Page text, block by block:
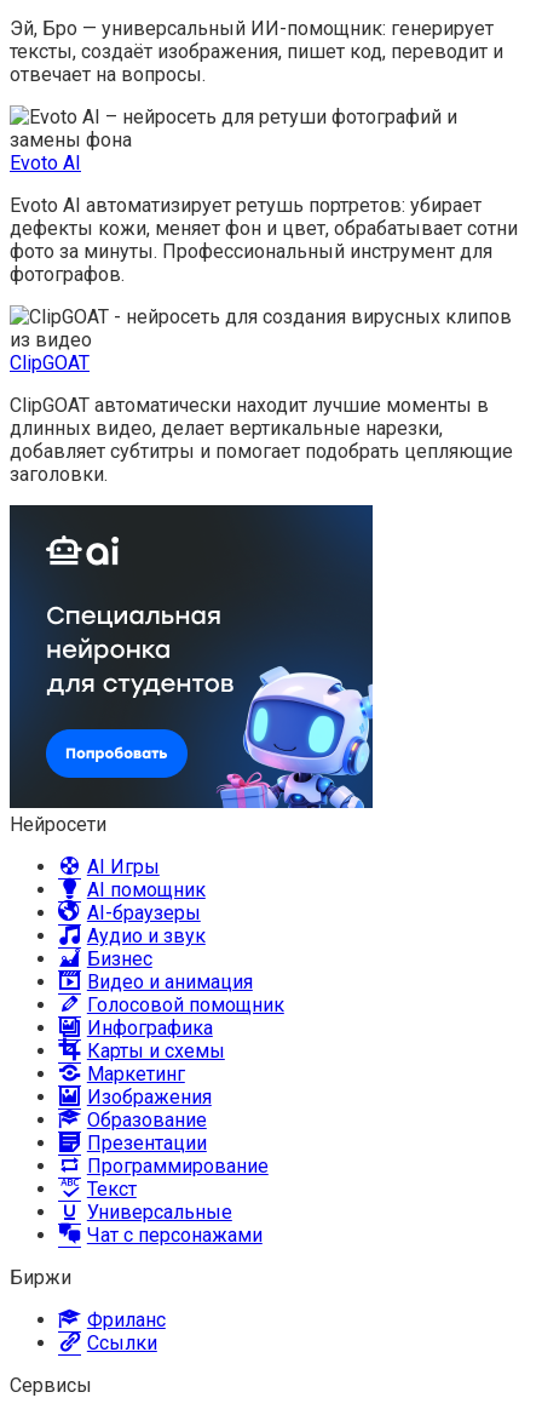
Эй, Бро — универсальный ИИ-помощник: генерирует
тексты, создаёт изображения, пишет код, переводит и
отвечает на вопросы.
Evoto AI
Evoto AI автоматизирует ретушь портретов: убирает
дефекты кожи, меняет фон и цвет, обрабатывает сотни
фото за минуты. Профессиональный инструмент для
фотографов.
ClipGOAT
ClipGOAT автоматически находит лучшие моменты в
длинных видео, делает вертикальные нарезки,
добавляет субтитры и помогает подобрать цепляющие
заголовки.
Нейросети
AI Игры
AI помощник
AI-браузеры
Аудио и звук
Бизнес
Видео и анимация
Голосовой помощник
Инфографика
Карты и схемы
Маркетинг
Изображения
Образование
Презентации
Программирование
Текст
Универсальные
Чат с персонажами
Биржи
Фриланс
Ссылки
Сервисы